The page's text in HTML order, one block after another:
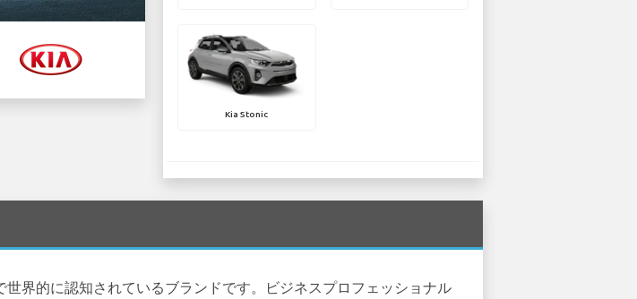
Kia Stonic
界的に認知されているブランドです。ビジネスプロフェッショナル